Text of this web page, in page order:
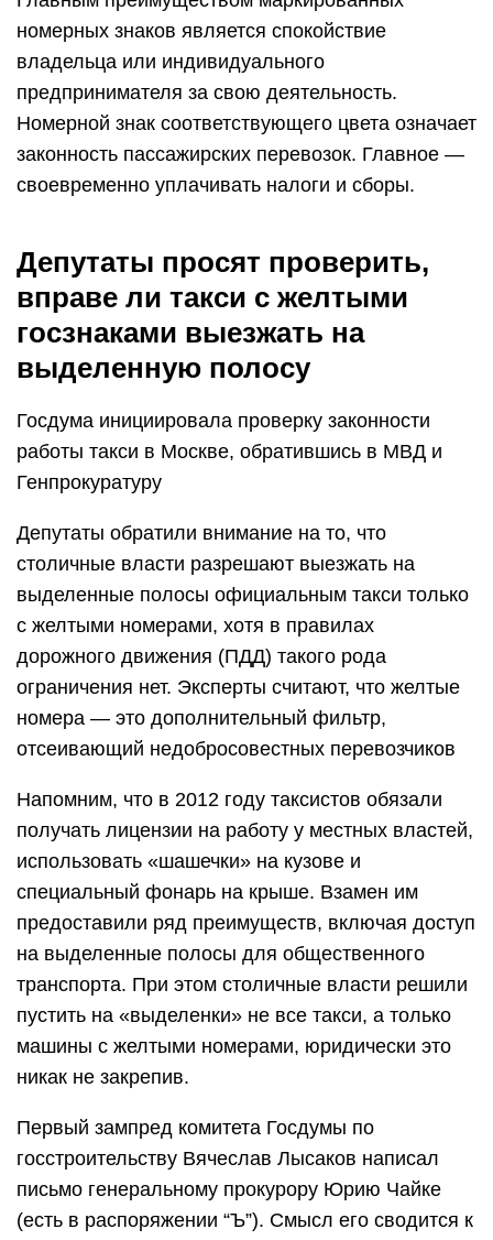
номерных знаков является спокойствие
владельца или индивидуального
предпринимателя за свою деятельность.
Номерной знак соответствующего цвета означает
законность пассажирских перевозок. Главное —
своевременно уплачивать налоги и сборы.
Депутаты просят проверить,
вправе ли такси с желтыми
госзнаками выезжать на
выделенную полосу
Госдума инициировала проверку законности
работы такси в Москве, обратившись в МВД и
Генпрокуратуру
Депутаты обратили внимание на то, что
столичные власти разрешают выезжать на
выделенные полосы официальным такси только
с желтыми номерами, хотя в правилах
дорожного движения (ПДД) такого рода
ограничения нет. Эксперты считают, что желтые
номера — это дополнительный фильтр,
отсеивающий недобросовестных перевозчиков
Напомним, что в 2012 году таксистов обязали
получать лицензии на работу у местных властей,
использовать «шашечки» на кузове и
специальный фонарь на крыше. Взамен им
предоставили ряд преимуществ, включая доступ
на выделенные полосы для общественного
транспорта. При этом столичные власти решили
пустить на «выделенки» не все такси, а только
машины с желтыми номерами, юридически это
никак не закрепив.
Первый зампред комитета Госдумы по
госстроительству Вячеслав Лысаков написал
письмо генеральному прокурору Юрию Чайке
(есть в распоряжении “Ъ”). Смысл его сводится к